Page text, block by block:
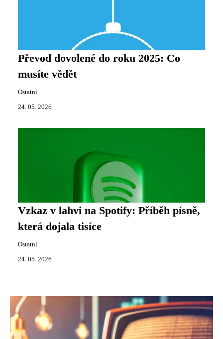
Převod dovolené do roku 2025: Co
musíte vědět
Ostatní
24. 05. 2026
Vzkaz v lahvi na Spotify: Příběh písně,
která dojala tisíce
Ostatní
24. 05. 2026